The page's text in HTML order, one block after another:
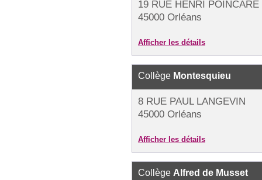
19 RUE HENRI POINCARÉ
45000 Orléans
Afficher les détails
Collège Montesquieu
8 RUE PAUL LANGEVIN
45000 Orléans
Afficher les détails
Collège Alfred de Musset